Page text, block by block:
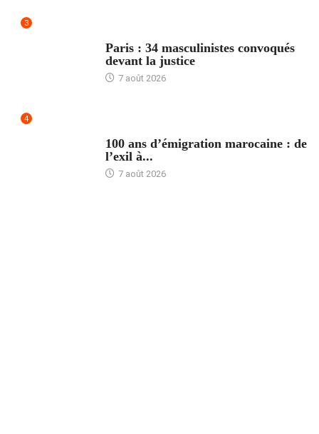
3
Paris : 34 masculinistes convoqués
devant la justice
7 août 2026
4
100 ans d’émigration marocaine : de
l’exil à...
7 août 2026